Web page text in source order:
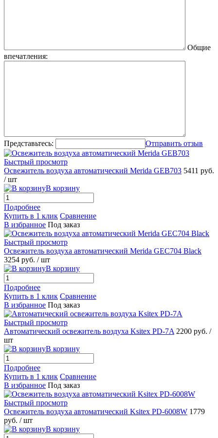
Общие
впечатления:
Представьтесь: Отправить отзыв
Быстрый просмотр
Освежитель воздуха автоматический Merida GEB703 5411 руб.
/ шт
В корзину
Подробнее
Купить в 1 клик Сравнение
В избранное Под заказ
Быстрый просмотр
Освежитель воздуха автоматический Merida GEC704 Black
3254 руб. / шт
В корзину
Подробнее
Купить в 1 клик Сравнение
В избранное Под заказ
Быстрый просмотр
Автоматический освежитель воздуха Ksitex PD-7A 2200 руб. /
шт
В корзину
Подробнее
Купить в 1 клик Сравнение
В избранное Под заказ
Быстрый просмотр
Освежитель воздуха автоматический Ksitex PD-6008W 1779
руб. / шт
В корзину